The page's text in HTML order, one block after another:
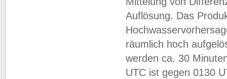
Auflösung. Das
räumlich hoch
werden ca. 30
UTC ist gegen 0130